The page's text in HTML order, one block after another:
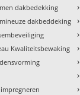
dakbedekking
dakbeddeking
Kwaliteitsbewaking
›
›
›
›
›
›
›